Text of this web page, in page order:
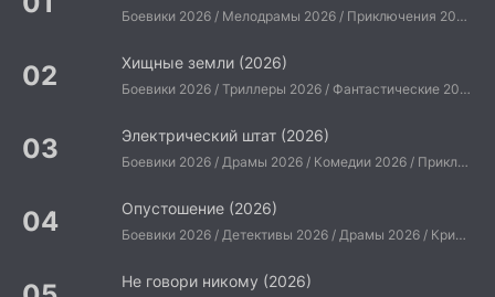
Боевики 2026 / Мелодрамы 2026 / Приключения 2026 / Ужасы 2026 / Фантастические 2026 / Зарубежные фильмы 2026 / Американские фильмы / Фильмы 2026
Хищные земли (2026)
Боевики 2026 / Триллеры 2026 / Фантастические 2026 / Зарубежные фильмы 2026 / Американские фильмы / Фильмы 2026
Электрический штат (2026)
Боевики 2026 / Драмы 2026 / Комедии 2026 / Приключения 2026 / Фантастические 2026 / Зарубежные фильмы 2026 / Американские фильмы / Фильмы 2026
Опустошение (2026)
Боевики 2026 / Детективы 2026 / Драмы 2026 / Криминальные фильмы 2026 / Триллеры 2026 / Зарубежные фильмы 2026 / Американские фильмы / Фильмы 2026
Не говори никому (2026)